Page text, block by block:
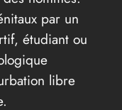
par un
étudiant ou
libre